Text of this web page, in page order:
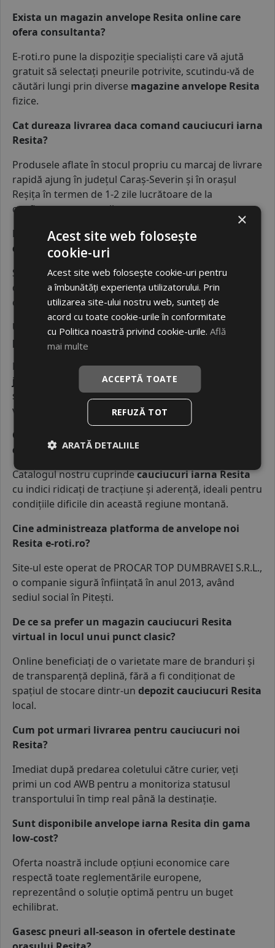
Exista un magazin anvelope Resita online care
ofera consultanta?
E-roti.ro pune la dispoziție specialiști care vă ajută
gratuit să selectați pneurile potrivite, scutindu-vă de
căutări lungi prin diverse magazine anvelope Resita
fizice.
Cat dureaza livrarea daca comand cauciucuri iarna
Resita?
Produsele aflate în stocul propriu cu marcaj de livrare
rapidă ajung în județul Caraș-Severin și în orașul
Reșița în termen de 1-2 zile lucrătoare de la
confirmarea comenzii.
De ce este recomandata o echilibrare roti Resita
dupa instalarea unor cauciucuri Resita noi?
Serviciul deechilibrare roti Resitaelimină vibrațiile
deranjante din volan și previne uzura neuniformă a
cauciucului, protejând elementele suspensiei.
Unde pot face o indreptare jante Resita dupa
primirea coletului?
După ce primiți pneurile din categoriacauciucuri
jante Resita
, puteți apela la un service local
specializat în
indreptare jante Resitapentru
verificarea și corectarea roților înainte de montaj.
Gasesc cauciucuri iarna Resita rezistente pentru
drumurile de munte?
Catalogul nostru cuprindecauciucuri iarnaResita
cu indici ridicați de tracțiune și aderență, ideali pentru
condițiile dificile din această regiune montană.
Cine administreaza platforma de anvelope noi
Resita e-roti.ro?
Site-ul este operat de PROCAR TOP DUMBRAVEI S.R.L.,
o companie sigură înființată în anul 2013, având
sediul social în Pitești.
De ce sa prefer un magazin cauciucuri Resita
virtual in locul unui punct clasic?
Online beneficiați de o varietate mare de branduri și
de transparență deplină, fără a fi condiționat de
spațiul de stocare dintr-un depozit cauciucuri Resita
local.
Cum pot urmari livrarea pentru cauciucuri noi
Resita?
Imediat după predarea coletului către curier, veți
primi un cod AWB pentru a monitoriza statusul
transportului în timp real până la destinație.
Sunt disponibile anvelope iarna Resita din gama
low-cost?
Oferta noastră include opțiuni economice care
respectă toate reglementările europene,
reprezentând o soluție optimă pentru un buget
echilibrat.
Gasesc pneuri all-season in ofertele destinate
×
Acest site web folosește
cookie-uri
Acest site web folosește cookie-uri pentru
a îmbunătăți experiența utilizatorului. Prin
utilizarea site-ului nostru web, sunteți de
acord cu toate cookie-urile în conformitate
cu Politica noastră privind cookie-urile.Află
mai multe
ACCEPTĂ TOATE
REFUZĂ TOT
ARATĂ DETALIILE